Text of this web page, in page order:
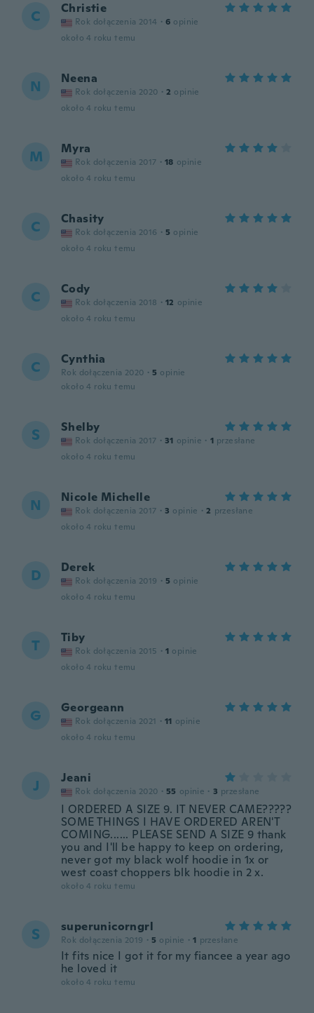
C Christie
Rok dołączenia 2014 · 6 opinie
około 4 roku temu
N Neena
Rok dołączenia 2020 · 2 opinie
około 4 roku temu
M Myra
Rok dołączenia 2017 · 18 opinie
około 4 roku temu
C Chasity
Rok dołączenia 2016 · 5 opinie
około 4 roku temu
C Cody
Rok dołączenia 2018 · 12 opinie
około 4 roku temu
C Cynthia
Rok dołączenia 2020 · 5 opinie
około 4 roku temu
S Shelby
Rok dołączenia 2017 · 31 opinie · 1 przesłane
około 4 roku temu
N Nicole Michelle
Rok dołączenia 2017 · 3 opinie · 2 przesłane
około 4 roku temu
D Derek
Rok dołączenia 2019 · 5 opinie
około 4 roku temu
T Tiby
Rok dołączenia 2015 · 1 opinie
około 4 roku temu
G Georgeann
Rok dołączenia 2021 · 11 opinie
około 4 roku temu
J Jeani
Rok dołączenia 2020 · 55 opinie · 3 przesłane
I ORDERED A SIZE 9. IT NEVER CAME?????
SOME THINGS I HAVE ORDERED AREN'T
COMING...... PLEASE SEND A SIZE 9 thank
you and I'll be happy to keep on ordering,
never got my black wolf hoodie in 1x or
west coast choppers blk hoodie in 2 x.
około 4 roku temu
S superunicorngrl
Rok dołączenia 2019 · 5 opinie · 1 przesłane
It fits nice I got it for my fiancee a year ago
he loved it
około 4 roku temu